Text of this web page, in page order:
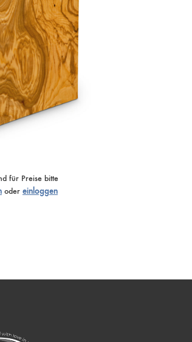
für Preise bitte
oder einloggen